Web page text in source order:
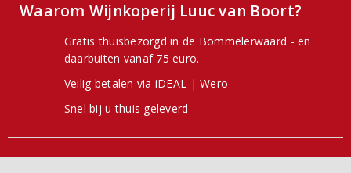
Waarom Wijnkoperij Luuc van Boort?
Gratis thuisbezorgd in de Bommelerwaard - en
daarbuiten vanaf 75 euro.
Veilig betalen via iDEAL | Wero
Snel bij u thuis geleverd